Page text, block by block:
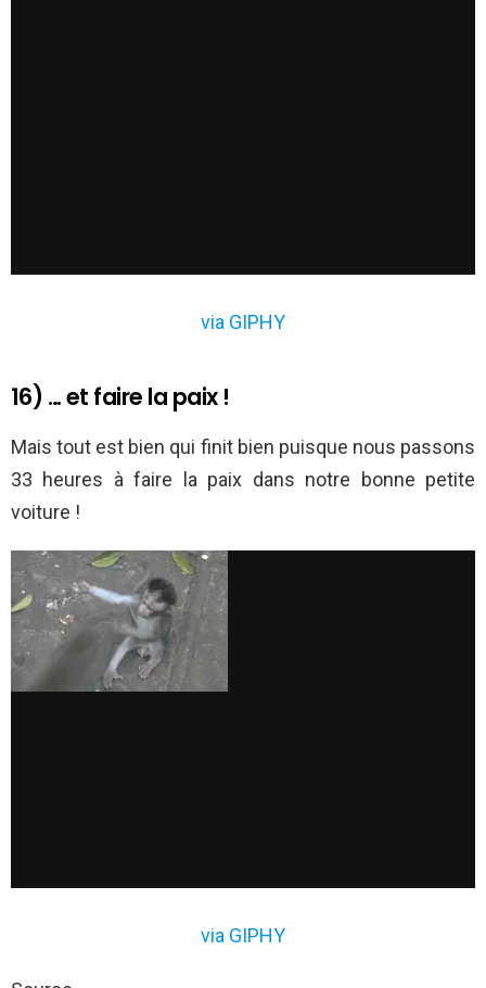
via GIPHY
16) … et faire la paix !
Mais tout est bien qui finit bien puisque nous passons
33 heures à faire la paix dans notre bonne petite
voiture !
via GIPHY